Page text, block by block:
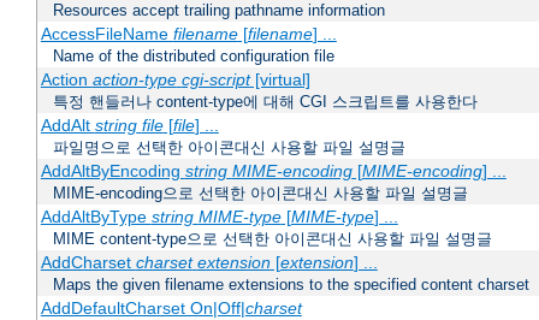
Resources accept trailing pathname information
AccessFileName filename[filename] ...
Name of the distributed configuration file
Action action-type cgi-script[virtual]
특정 핸들러나 content-type에 대해 CGI 스크립트를 사용한다
AddAlt string file[file] ...
파일명으로 선택한 아이콘대신 사용할 파일 설명글
AddAltByEncoding string MIME-encoding[MIME-encoding] ...
MIME-encoding으로 선택한 아이콘대신 사용할 파일 설명글
AddAltByType string MIME-type[MIME-type] ...
MIME content-type으로 선택한 아이콘대신 사용할 파일 설명글
AddCharset charset extension[extension] ...
Maps the given filename extensions to the specified content charset
AddDefaultCharset On|Off|charset